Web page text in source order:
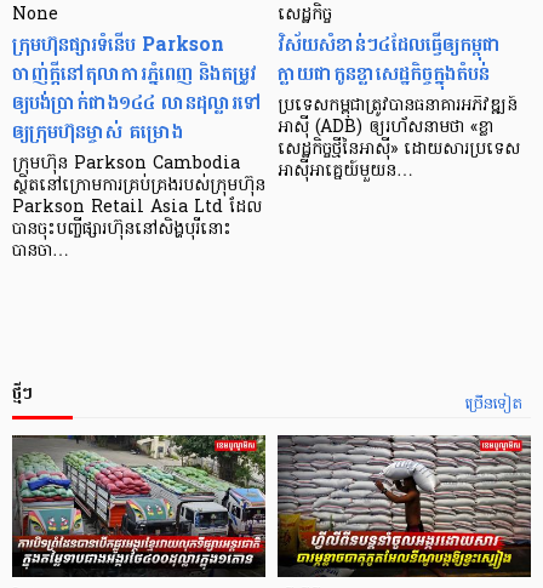
None
ក្រុមហ៊ុនផ្សារទំនើប Parkson
ចាញ់ក្ដីនៅតុលាការភ្នំពេញ និងតម្រូវ
ឲ្យបង់ប្រាក់ជាង១៤៤ លានដុល្លារទៅ
ឲ្យក្រុមហ៊ុនម្ចាស់ គម្រោង
ក្រុមហ៊ុន Parkson Cambodia
ស្ថិតនៅក្រោមការគ្រប់គ្រងរបស់ក្រុមហ៊ុន
Parkson Retail Asia Ltd ដែល
បានចុះបញ្ចីផ្សារហ៊ុននៅសិង្ហបុរីនោះ
បានចា…
សេដ្ឋកិច្ច​
វិស័យ​សំខាន់ៗ​៤​ដែល​ធ្វើ​ឲ្យ​កម្ពុជា​
ក្លាយ​ជា​កូន​ខ្លា​សេដ្ឋកិច្ច​ក្នុង​តំបន់
ប្រទេស​កម្ពុជា​ត្រូវ​បាន​ធនាគារ​អភិវឌ្ឍន៍​
អាស៊ី (ADB) ឲ្យ​រហ័ស​នាមថា «ខ្លា​
សេដ្ឋកិច្ច​ថ្មី​នៃ​អាស៊ី» ដោយសារ​ប្រទេស​
អាស៊ី​អាគ្នេយ៍​មួយ​ន…
ច្រើនទៀត
ថ្មីៗ